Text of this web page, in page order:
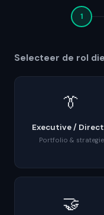
1
Selecteer de rol
👔
Executive /
Portfolio & strategie
🤝